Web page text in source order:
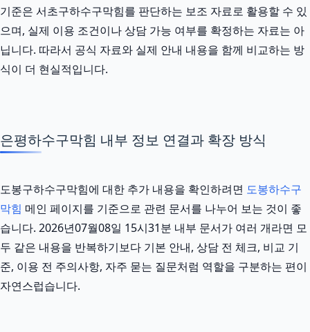
기준은 서초구하수구막힘를 판단하는 보조 자료로 활용할 수 있
으며, 실제 이용 조건이나 상담 가능 여부를 확정하는 자료는 아
닙니다. 따라서 공식 자료와 실제 안내 내용을 함께 비교하는 방
식이 더 현실적입니다.
은평하수구막힘 내부 정보 연결과 확장 방식
도봉구하수구막힘에 대한 추가 내용을 확인하려면 도봉하수구
막힘 메인 페이지를 기준으로 관련 문서를 나누어 보는 것이 좋
습니다. 2026년07월08일 15시31분 내부 문서가 여러 개라면 모
두 같은 내용을 반복하기보다 기본 안내, 상담 전 체크, 비교 기
준, 이용 전 주의사항, 자주 묻는 질문처럼 역할을 구분하는 편이
자연스럽습니다.